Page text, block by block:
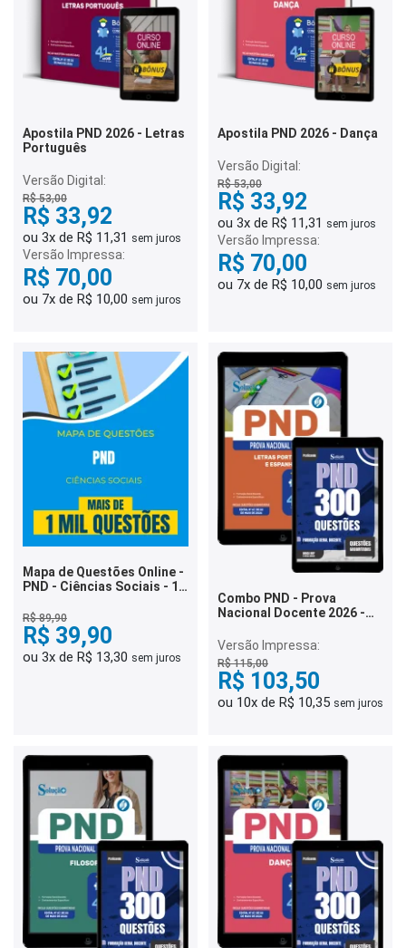
Apostila PND 2026 - Letras
Português
Versão Digital:
R$ 53,00
R$ 33,92
ou 3x de R$ 11,31 sem juros
Versão Impressa:
R$ 70,00
ou 7x de R$ 10,00 sem juros
Apostila PND 2026 - Dança
Versão Digital:
R$ 53,00
R$ 33,92
ou 3x de R$ 11,31 sem juros
Versão Impressa:
R$ 70,00
ou 7x de R$ 10,00 sem juros
Mapa de Questões Online -
PND - Ciências Sociais - 1
R$ 89,90
R$ 39,90
ou 3x de R$ 13,30 sem juros
Combo PND - Prova
Nacional Docente 2026 -
Espanhol
Versão Impressa:
R$ 115,00
R$ 103,50
ou 10x de R$ 10,35 sem juros